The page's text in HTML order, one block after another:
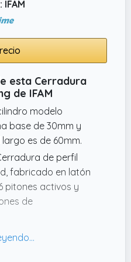
IFAM
esta Cerradura
de IFAM
modelo
base de 30mm y
es de 60mm.
de perfil
fabricado en latón
pitones activos y
de
europerfil